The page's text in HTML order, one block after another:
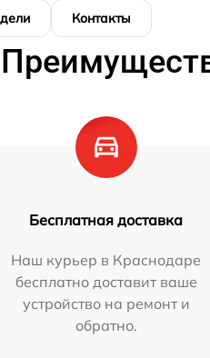
Контакты
Бесплатная доставка
Наш курьер в Краснодаре
бесплатно доставит ваше
устройство на ремонт и
обратно.